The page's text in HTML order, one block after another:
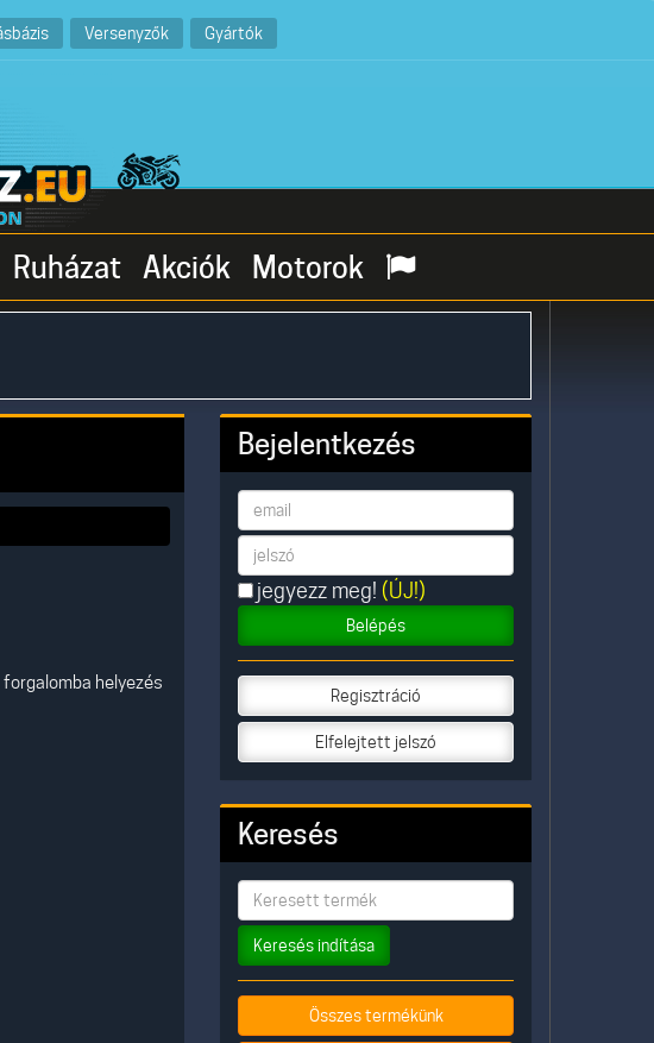
Versenyzők Gyártók
Ruházat Akciók Motorok
helyezés
Bejelentkezés
jegyezz meg! (ÚJ!)
Belépés
Regisztráció
Elfelejtett jelszó
Keresés
Keresés indítása
Összes termékünk